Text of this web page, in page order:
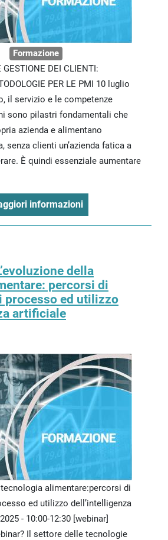
Formazione
GESTIONE DEI CLIENTI:
PER LE PMI 10 luglio
il servizio e le competenze
sono pilastri fondamentali che
azienda e alimentano
senza clienti un’azienda fatica a
È quindi essenziale aumentare
informazioni
della
percorsi di
processo ed utilizzo
artificiale
tecnologia alimentare:percorsi di
ed utilizzo dell’intelligenza
- 10:00-12:30 [webinar]
Il settore delle tecnologie